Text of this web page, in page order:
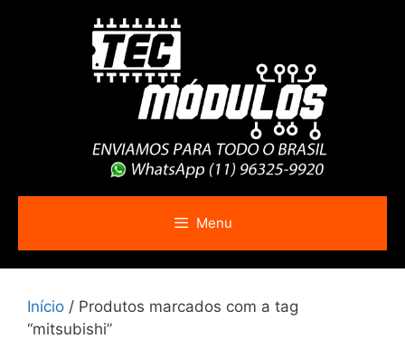
Menu
Início / Produtos marcados com a tag
“mitsubishi”